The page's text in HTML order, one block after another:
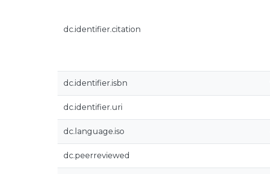
dc.identifier.citation
dc.identifier.isbn
dc.identifier.uri
dc.language.iso
dc.peerreviewed